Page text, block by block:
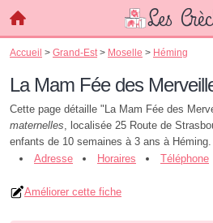
Accueil > Grand-Est > Moselle > Héming
La Mam Fée des
Cette page détaille "La Mam Fée des
maternelles, localisée 25 Route de
enfants de 10 semaines à 3 ans à Héming.
Adresse
Horaires Téléphone
Améliorer cette fiche